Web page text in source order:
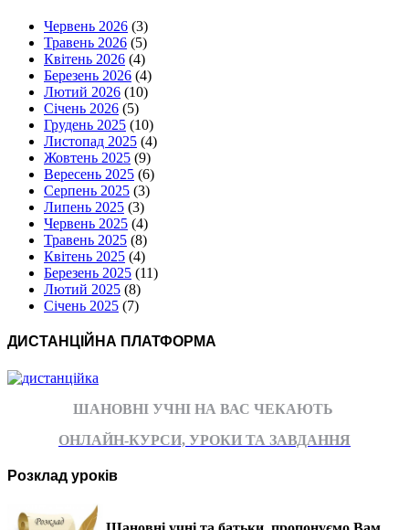
Червень 2026 (3)
Травень 2026 (5)
Квітень 2026 (4)
Березень 2026 (4)
Лютий 2026 (10)
Січень 2026 (5)
Грудень 2025 (10)
Листопад 2025 (4)
Жовтень 2025 (9)
Вересень 2025 (6)
Серпень 2025 (3)
Липень 2025 (3)
Червень 2025 (4)
Травень 2025 (8)
Квітень 2025 (4)
Березень 2025 (11)
Лютий 2025 (8)
Січень 2025 (7)
ДИСТАНЦІЙНА ПЛАТФОРМА
ШАНОВНІ УЧНІ НА ВАС ЧЕКАЮТЬ
ОНЛАЙН-КУРСИ, УРОКИ ТА ЗАВДАННЯ
Розклад уроків